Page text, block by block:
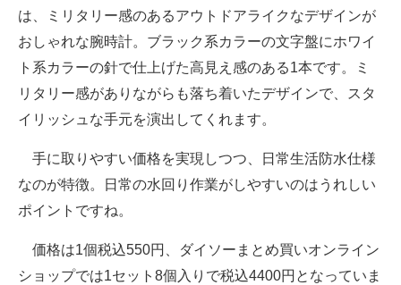
は、ミリタリー感のあるアウトドアライクなデザインが
おしゃれな腕時計。ブラック系カラーの文字盤にホワイ
ト系カラーの針で仕上げた高見え感のある1本です。ミ
リタリー感がありながらも落ち着いたデザインで、スタ
イリッシュな手元を演出してくれます。
手に取りやすい価格を実現しつつ、日常生活防水仕様
なのが特徴。日常の水回り作業がしやすいのはうれしい
ポイントですね。
価格は1個税込550円、ダイソーまとめ買いオンライン
ショップでは1セット8個入りで税込4400円となっていま